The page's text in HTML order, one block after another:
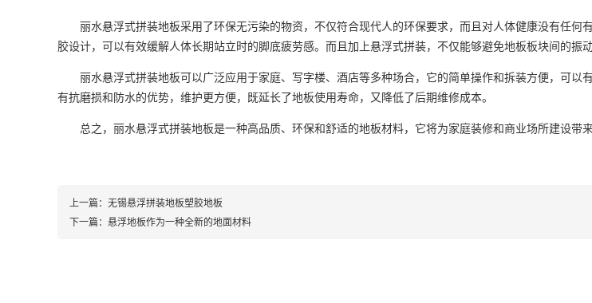
丽水悬浮式拼装地板采用了环保无污染的物资，不仅符合现代人的环保要求，而且对人体健康没有任何
胶设计，可以有效缓解人体长期站立时的脚底疲劳感。而且加上悬浮式拼装，不仅能够避免地板板块间的振
丽水悬浮式拼装地板可以广泛应用于家庭、写字楼、酒店等多种场合，它的简单操作和拆装方便，可以
有抗磨损和防水的优势，维护更方便，既延长了地板使用寿命，又降低了后期维修成本。
总之，丽水悬浮式拼装地板是一种高品质、环保和舒适的地板材料，它将为家庭装修和商业场所建设带来
上一篇： 无锡悬浮拼装地板塑胶地板
下一篇： 悬浮地板作为一种全新的地面材料